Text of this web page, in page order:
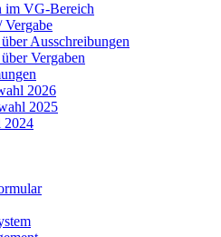
im VG-Bereich
Vergabe
Ausschreibungen
Vergaben
2026
2025
2024